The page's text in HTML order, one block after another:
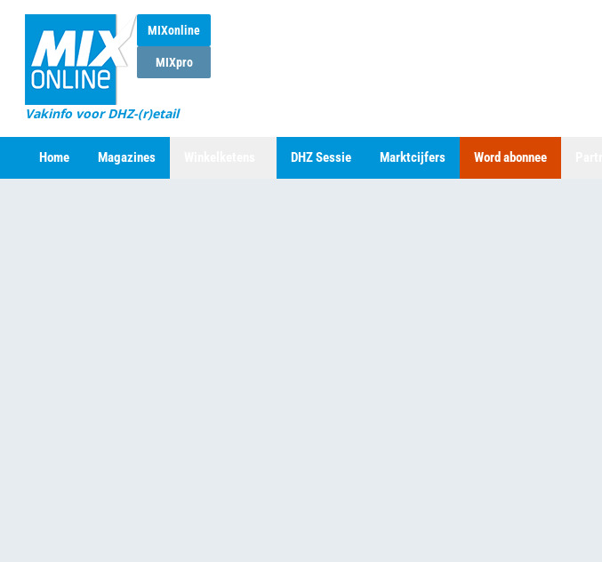
MIXonline
MIXpro
Vakinfo voor DHZ-(r)etail
Home Magazines DHZ Sessie Marktcijfers Word abonnee